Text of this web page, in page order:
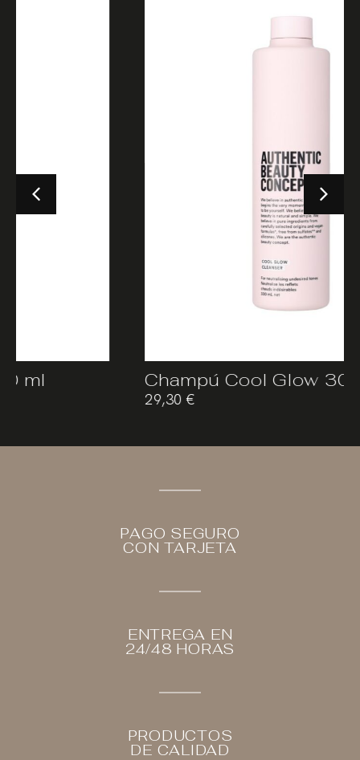
Champú Cool Glow 300 ml
PAGO SEGURO
CON TARJETA
ENTREGA EN
24/48 HORAS
PRODUCTOS
DE CALIDAD